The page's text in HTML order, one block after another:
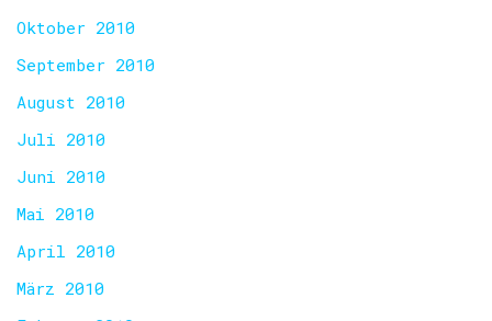
Oktober 2010
September 2010
August 2010
Juli 2010
Juni 2010
Mai 2010
April 2010
März 2010